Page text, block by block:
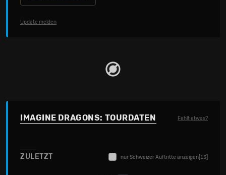
Update melden
IMAGINE DRAGONS: TOURDATEN Fehlt etwas?
ZULETZT nur Schweizer Auftritte anzeigen [13]